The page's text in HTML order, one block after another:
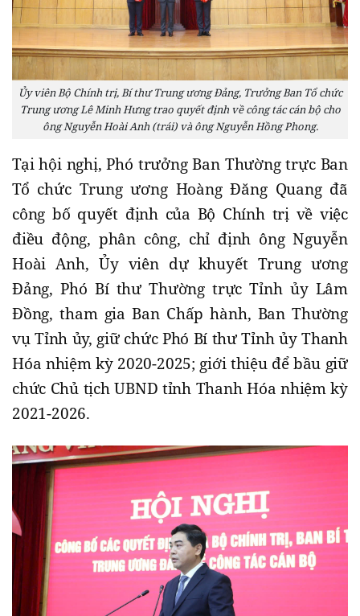
Ủy viên Bộ Chính trị, Bí thư Trung ương Đảng, Trưởng Ban Tổ chức
Trung ương Lê Minh Hưng trao quyết định về công tác cán bộ cho
ông Nguyễn Hoài Anh (trái) và ông Nguyễn Hồng Phong.
Tại hội nghị, Phó trưởng Ban Thường trực Ban
Tổ chức Trung ương Hoàng Đăng Quang đã
công bố quyết định của Bộ Chính trị về việc
điều động, phân công, chỉ định ông Nguyễn
Hoài Anh, Ủy viên dự khuyết Trung ương
Đảng, Phó Bí thư Thường trực Tỉnh ủy Lâm
Đồng, tham gia Ban Chấp hành, Ban Thường
vụ Tỉnh ủy, giữ chức Phó Bí thư Tỉnh ủy Thanh
Hóa nhiệm kỳ 2020-2025; giới thiệu để bầu giữ
chức Chủ tịch UBND tỉnh Thanh Hóa nhiệm kỳ
2021-2026.